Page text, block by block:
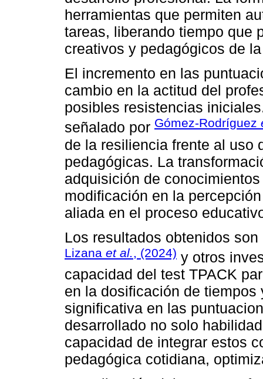
herramientas que permiten
tareas, liberando tiempo que
creativos y pedagógicos de
El incremento en las
cambio en la actitud del
posibles resistencias
señalado por Gómez-Rodríguez
de la resiliencia frente al uso
pedagógicas. La
adquisición de
modificación en la
aliada en el proceso
Los resultados obtenidos
Lizana et al., (2024) y otros
capacidad del test TPACK
en la dosificación de
significativa en las
desarrollado no solo
capacidad de integrar estos
pedagógica cotidiana,